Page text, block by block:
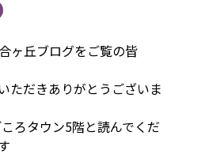
ヶ丘ブログをご覧の皆
ただきありがとうございま
ろタウン5階と読んでくだ